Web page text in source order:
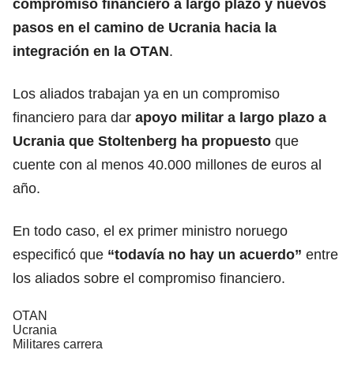
compromiso financiero a largo plazo y nuevos
pasos en el camino de Ucrania hacia la
integración en la OTAN.
Los aliados trabajan ya en un compromiso
financiero para dar apoyo militar a largo plazo a
Ucrania que Stoltenberg ha propuesto que
cuente con al menos 40.000 millones de euros al
año.
En todo caso, el ex primer ministro noruego
especificó que “todavía no hay un acuerdo” entre
los aliados sobre el compromiso financiero.
OTAN
Ucrania
Militares carrera